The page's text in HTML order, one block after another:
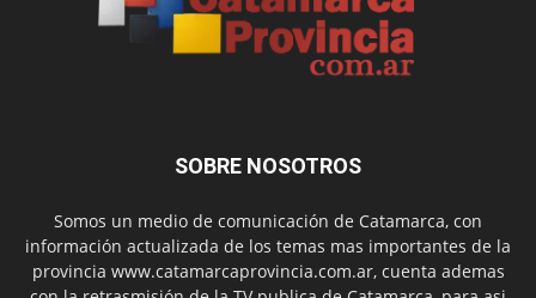
SOBRE NOSOTROS
Somos un medio de comunicación de Catamarca, con
información actualizada de los temas mas importantes de la
provincia www.catamarcaprovincia.com.ar, cuenta ademas